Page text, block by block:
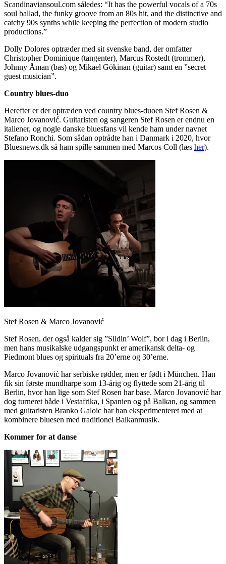
Scandinaviansoul.com således: “It has the powerful vocals of a 70s
soul ballad, the funky groove from an 80s hit, and the distinctive and
catchy 90s synths while keeping the perfection of modern studio
productions.”
Dolly Dolores optræder med sit svenske band, der omfatter
Christopher Dominique (tangenter), Marcus Rostedt (trommer),
Johnny Åman (bas) og Mikael Gökinan (guitar) samt en ”secret
guest musician”.
Country blues-duo
Herefter er der optræden ved country blues-duoen Stef Rosen &
Marco Jovanović. Guitaristen og sangeren Stef Rosen er endnu en
italiener, og nogle danske bluesfans vil kende ham under navnet
Stefano Ronchi. Som sådan optrådte han i Danmark i 2020, hvor
Bluesnews.dk så ham spille sammen med Marcos Coll (læs her).
Stef Rosen & Marco Jovanović
Stef Rosen, der også kalder sig ”Slidin’ Wolf”, bor i dag i Berlin,
men hans musikalske udgangspunkt er amerikansk delta- og
Piedmont blues og spirituals fra 20’erne og 30’erne.
Marco Jovanović har serbiske rødder, men er født i München. Han
fik sin første mundharpe som 13-årig og flyttede som 21-årig til
Berlin, hvor han lige som Stef Rosen har base. Marco Jovanović har
dog turneret både i Vestafrika, i Spanien og på Balkan, og sammen
med guitaristen Branko Galoic har han eksperimenteret med at
kombinere bluesen med traditionel Balkanmusik.
Kommer for at danse